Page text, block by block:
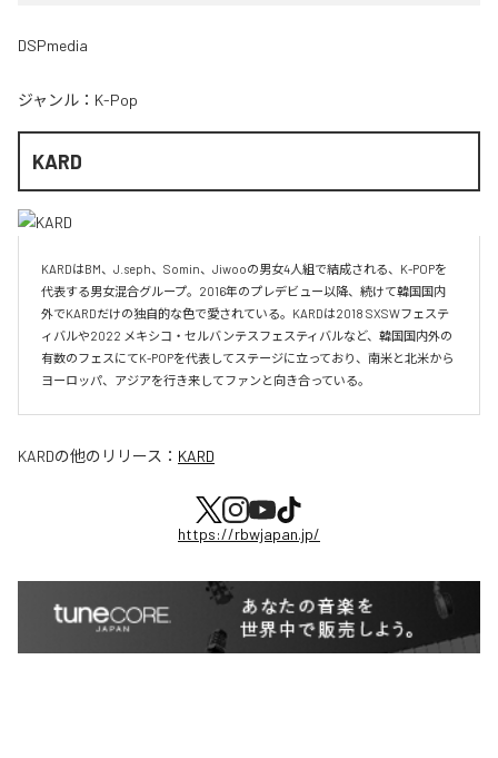
DSPmedia
ジャンル： K-Pop
KARD
KARDはBM、J.seph、Somin、Jiwooの男女4人組で結成される、K-POPを
代表する男女混合グループ。2016年のプレデビュー以降、続けて韓国国内
外でKARDだけの独自的な色で愛されている。KARDは2018 SXSWフェステ
ィバルや2022 メキシコ・セルバンテスフェスティバルなど、韓国国内外の
有数のフェスにてK-POPを代表してステージに立っており、南米と北米から
ヨーロッパ、アジアを行き来してファンと向き合っている。
KARDの他のリリース： KARD
https://rbwjapan.jp/